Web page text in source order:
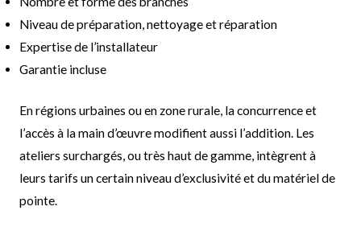
Niveau de préparation, nettoyage et réparation
Expertise de l’installateur
Garantie incluse
En régions urbaines ou en zone rurale, la concurrence et
l’accès à la main d’œuvre modifient aussi l’addition. Les
ateliers surchargés, ou très haut de gamme, intègrent à
leurs tarifs un certain niveau d’exclusivité et du matériel de
pointe.